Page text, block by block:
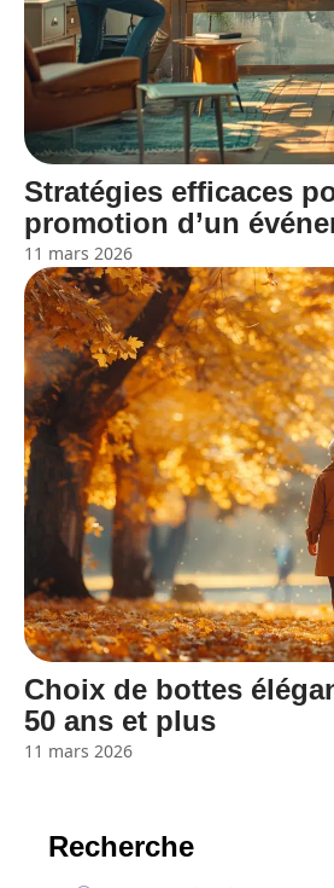
Stratégies efficaces
promotion d’un
11 mars 2026
Choix de bottes
50 ans et plus
11 mars 2026
Recherche